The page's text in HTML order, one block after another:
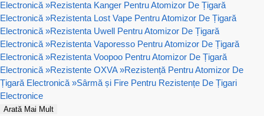
Electronică »Rezistenta Kanger Pentru Atomizor De Țigară
Electronică »Rezistenta Lost Vape Pentru Atomizor De Țigară
Electronică »Rezistenta Uwell Pentru Atomizor De Țigară
Electronică »Rezistenta Vaporesso Pentru Atomizor De Țigară
Electronică »Rezistenta Voopoo Pentru Atomizor De Țigară
Electronică »Rezistente OXVA »Rezistență Pentru Atomizor De
Țigară Electronică »Sârmă și Fire Pentru Rezistențe De Țigari
Electronice
Arată Mai Mult